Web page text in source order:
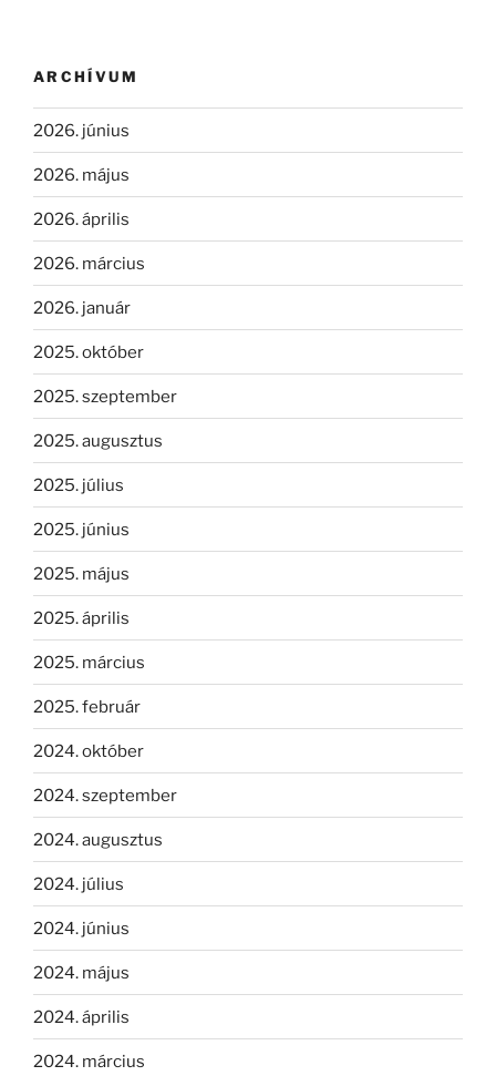
ARCHÍVUM
2026. június
2026. május
2026. április
2026. március
2026. január
2025. október
2025. szeptember
2025. augusztus
2025. július
2025. június
2025. május
2025. április
2025. március
2025. február
2024. október
2024. szeptember
2024. augusztus
2024. július
2024. június
2024. május
2024. április
2024. március